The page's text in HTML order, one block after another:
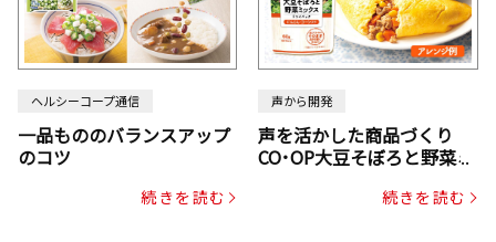
ヘルシーコープ通信
一品もののバランスアップ
のコツ
続きを読む
声から開発
声を活かした商品づくり
CO･OP大豆そぼろと野菜ミ
じん・コーン入り）続きを読む